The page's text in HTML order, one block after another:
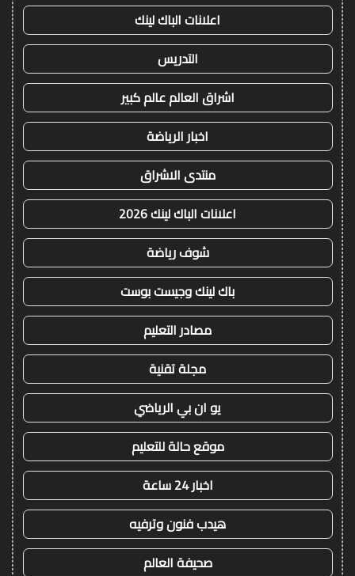
اعلانات الباك لينك
التدريس
اشراق العالم عالم كبير
اخبار الرياضة
منتدى الاشراق
اعلانات الباك لينك 2026
شوف رياضة
باك لينك وجيست بوست
مصادر التعليم
مجلة تقنية
يو ان بي الرياضي
موقع حالة للتعليم
اخبار 24 ساعة
هيدب فنون وترفيه
صحيفة العالم